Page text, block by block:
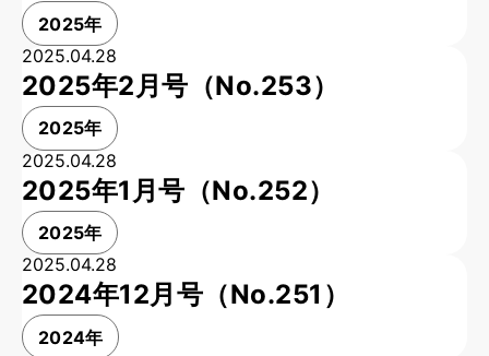
2025年
2025.04.28
2025年2月号（No.253）
2025年
2025.04.28
2025年1月号（No.252）
2025年
2025.04.28
2024年12月号（No.251）
2024年